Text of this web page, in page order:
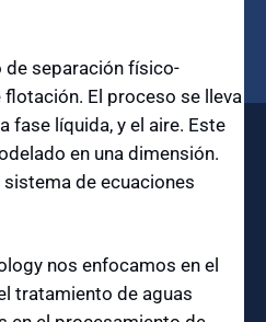
de separación físico-
El proceso se lleva
fase líquida, y el aire. Este
en una dimensión.
de ecuaciones
nos enfocamos en el
tratamiento de aguas